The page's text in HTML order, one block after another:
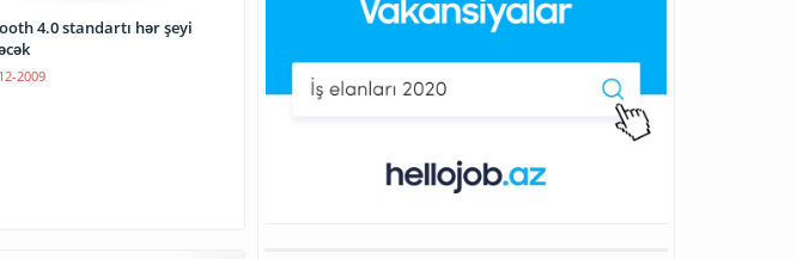
4.0 standartı hər şeyi
2009